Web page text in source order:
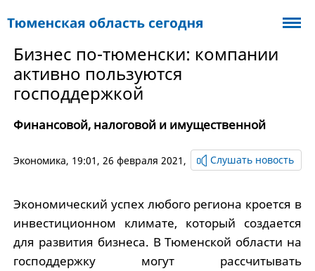
Бизнес по-тюменски: компании
активно пользуются
господдержкой
Финансовой, налоговой и имущественной
Экономика, 19:01, 26 февраля 2021, Слушать новость
Экономический успех любого региона кроется в
инвестиционном климате, который создается
для развития бизнеса. В Тюменской области на
господдержку могут рассчитывать